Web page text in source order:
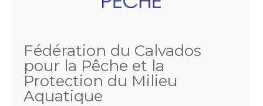
Fédération du Calvados
pour la Pêche et la
Protection du Milieu
Aquatique